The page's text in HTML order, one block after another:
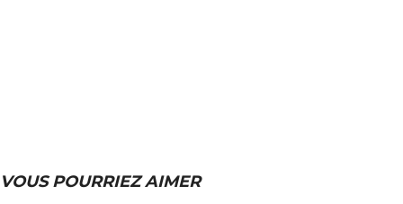
VOUS POURRIEZ AIMER